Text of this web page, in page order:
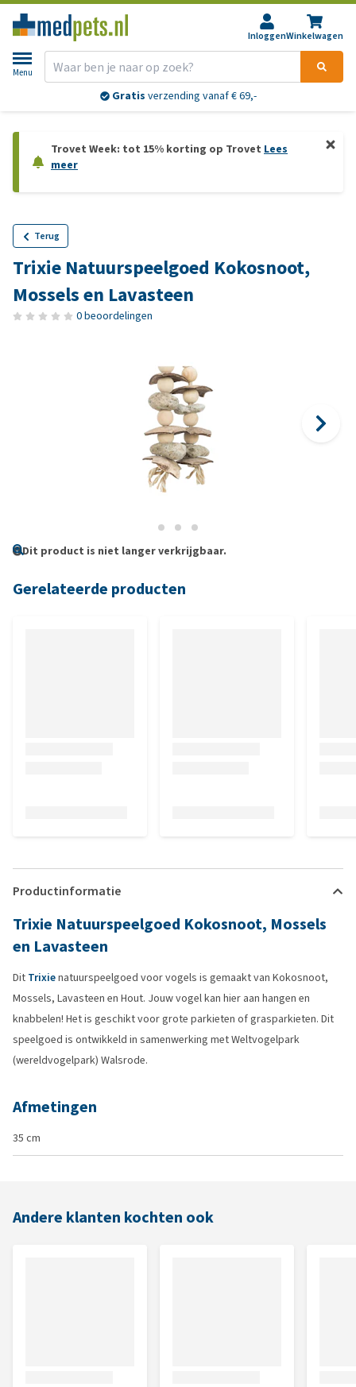
InloggenWinkelwagen
Menu
Gratis verzending vanaf € 69,-
Trovet Week: tot 15% korting op Trovet Lees
meer
Terug
Trixie Natuurspeelgoed Kokosnoot,
Mossels en Lavasteen
0 beoordelingen
Dit product is niet langer verkrijgbaar.
Gerelateerde producten
Productinformatie
Trixie Natuurspeelgoed Kokosnoot, Mossels
en Lavasteen
Dit Trixienatuurspeelgoed voor vogels is gemaakt van Kokosnoot,
Mossels, Lavasteen en Hout. Jouw vogel kan hier aan hangen en
knabbelen! Het is geschikt voor grote parkieten of grasparkieten. Dit
speelgoed is ontwikkeld in samenwerking met Weltvogelpark
(wereldvogelpark) Walsrode.
Afmetingen
35 cm
Andere klanten kochten ook